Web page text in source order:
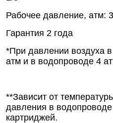
Рабочее давление, атм:
Гарантия 2 года
*При давлении воздуха
атм и в водопроводе 4
**Зависит от
давления в водопроводе
картриджей.